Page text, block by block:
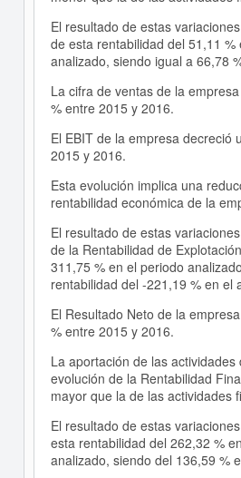
El resultado de estas
de esta rentabilidad del 51,11 %
analizado, siendo igual a 66,78
La cifra de ventas de la
% entre 2015 y 2016.
El EBIT de la empresa decreció
2015 y 2016.
Esta evolución implica una
rentabilidad económica de la
El resultado de estas
de la Rentabilidad de
311,75 % en el periodo
rentabilidad del -221,19 % en el
El Resultado Neto de la
% entre 2015 y 2016.
La aportación de las
evolución de la Rentabilidad
mayor que la de las actividades
El resultado de estas
esta rentabilidad del 262,32 %
analizado, siendo del 136,59 %